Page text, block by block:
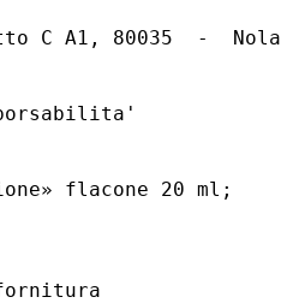
C A1, 80035  -  Nola
flacone 20 ml;